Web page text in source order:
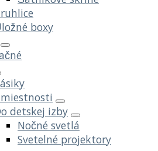
boxy
detskej izby
Nočné svetlá
Svetelné projektory